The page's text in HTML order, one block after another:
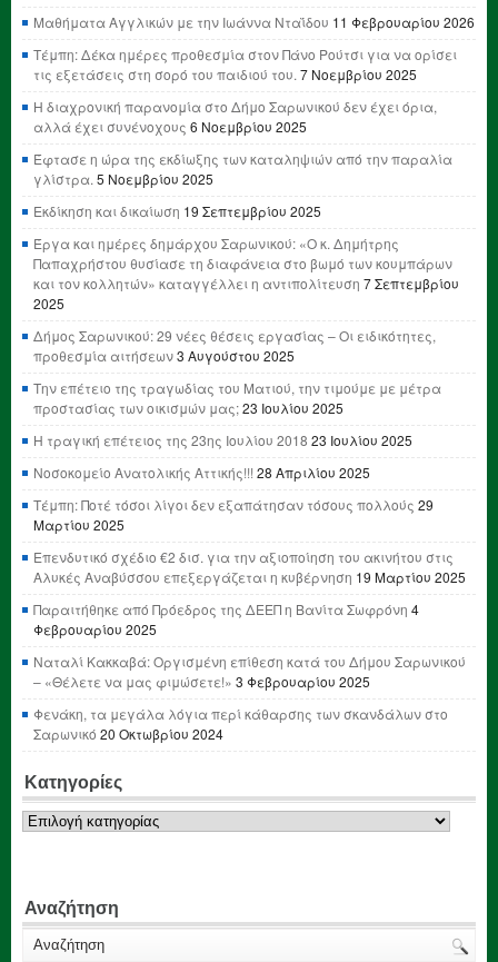
Μαθήματα Αγγλικών με την Ιωάννα Νταΐδου 11 Φεβρουαρίου 2026
Τέμπη: Δέκα ημέρες προθεσμία στον Πάνο Ρούτσι για να ορίσει
τις εξετάσεις στη σορό του παιδιού του. 7 Νοεμβρίου 2025
Η διαχρονική παρανομία στο Δήμο Σαρωνικού δεν έχει όρια,
αλλά έχει συνένοχους 6 Νοεμβρίου 2025
Έφτασε η ώρα της εκδίωξης των καταληψιών από την παραλία
γλίστρα. 5 Νοεμβρίου 2025
Εκδίκηση και δικαίωση 19 Σεπτεμβρίου 2025
Έργα και ημέρες δημάρχου Σαρωνικού: «Ο κ. Δημήτρης
Παπαχρήστου θυσίασε τη διαφάνεια στο βωμό των κουμπάρων
και τον κολλητών» καταγγέλλει η αντιπολίτευση 7 Σεπτεμβρίου
2025
Δήμος Σαρωνικού: 29 νέες θέσεις εργασίας – Οι ειδικότητες,
προθεσμία αιτήσεων3 Αυγούστου 2025
Την επέτειο της τραγωδίας του Ματιού, την τιμούμε με μέτρα
προστασίας των οικισμών μας;23 Ιουλίου 2025
Η τραγική επέτειος της 23ης Ιουλίου 2018 23 Ιουλίου 2025
Νοσοκομείο Ανατολικής Αττικής!!! 28 Απριλίου 2025
Τέμπη: Ποτέ τόσοι λίγοι δεν εξαπάτησαν τόσους πολλούς 29
Μαρτίου 2025
Επενδυτικό σχέδιο €2 δισ. για την αξιοποίηση του ακινήτου στις
Αλυκές Αναβύσσου επεξεργάζεται η κυβέρνηση 19 Μαρτίου 2025
Παραιτήθηκε από Πρόεδρος της ΔΕΕΠ η Βανίτα Σωφρόνη 4
Φεβρουαρίου 2025
Ναταλί Κακκαβά: Οργισμένη επίθεση κατά του Δήμου Σαρωνικού
– «Θέλετε να μας φιμώσετε!» 3 Φεβρουαρίου 2025
Φενάκη, τα μεγάλα λόγια περί κάθαρσης των σκανδάλων στο
Σαρωνικό 20 Οκτωβρίου 2024
Κατηγορίες
Κατηγορίες
Αναζήτηση